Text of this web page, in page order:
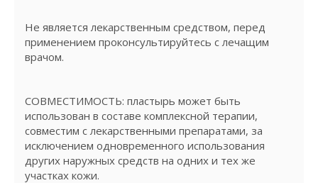
Не является лекарственным средством, перед
применением проконсультируйтесь с лечащим
врачом.
СОВМЕСТИМОСТЬ: пластырь может быть
использован в составе комплексной терапии,
совместим с лекарственными препаратами, за
исключением одновременного использования
других наружных средств на одних и тех же
участках кожи.